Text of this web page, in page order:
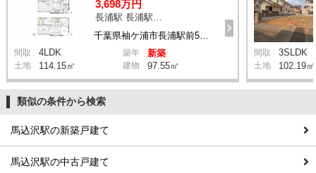
3,698万円
長浦駅 長浦駅前５丁目 バス4分 停歩6分
間取 4LDK 築年 新築
土地 114.15㎡ 建物 97.55㎡
間取 3SLDK
土地 102.19㎡
類似の条件から検索
馬込沢駅の新築戸建て
馬込沢駅の中古戸建て